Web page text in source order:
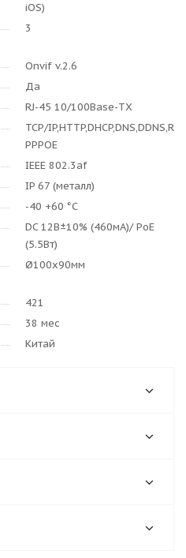
iOS)
3
Onvif v.2.6
Да
RJ-45 10/100Base-TX
TCP/
PPPOE
IEEE 802.3af
IP 67 (металл)
-40 +60 °C
DC 12B±10% (460мА)/ PoE
(5.5Вт)
Ø100x90мм
421
38 мес
Китай